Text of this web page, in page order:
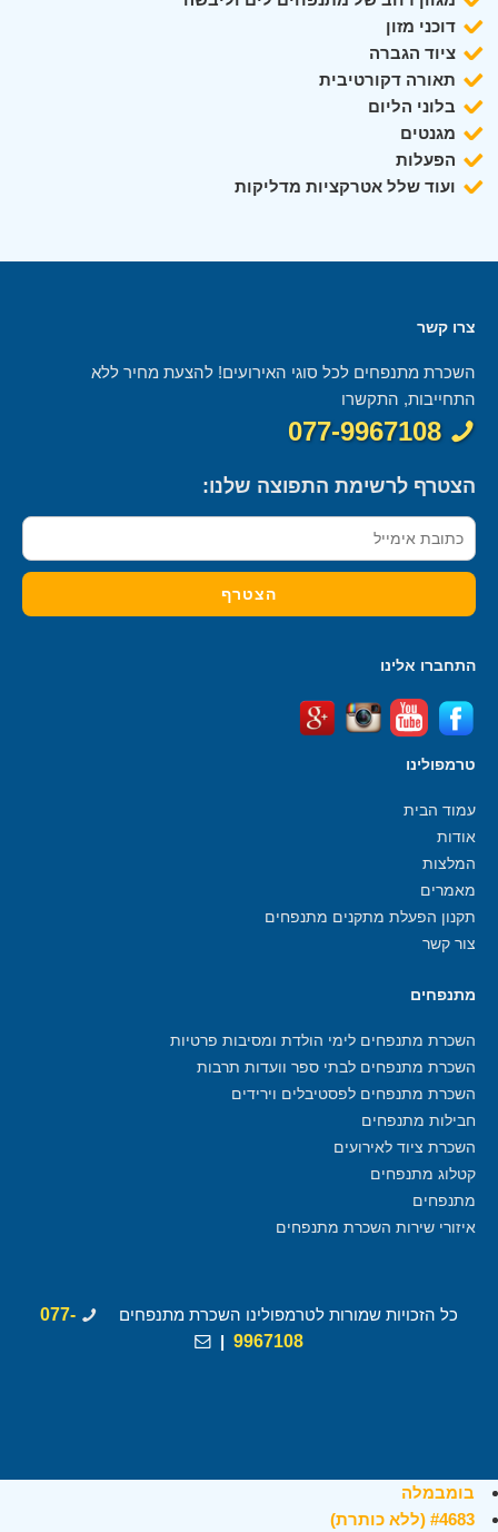
דוכני מזון
ציוד הגברה
תאורה דקורטיבית
בלוני הליום
מגנטים
הפעלות
ועוד שלל אטרקציות מדליקות
צרו קשר
השכרת מתנפחים לכל סוגי האירועים! להצעת מחיר ללא
התחייבות, התקשרו
077-9967108
הצטרף לרשימת התפוצה שלנו:
התחברו אלינו
טרמפולינו
עמוד הבית
אודות
המלצות
מאמרים
תקנון הפעלת מתקנים מתנפחים
צור קשר
מתנפחים
השכרת מתנפחים לימי הולדת ומסיבות פרטיות
השכרת מתנפחים לבתי ספר וועדות תרבות
השכרת מתנפחים לפסטיבלים וירידים
חבילות מתנפחים
השכרת ציוד לאירועים
קטלוג מתנפחים
מתנפחים
איזורי שירות השכרת מתנפחים
כל הזכויות שמורות לטרמפולינו השכרת מתנפחים
077-
9967108
|
בומבמלה
#4683 (ללא כותרת)